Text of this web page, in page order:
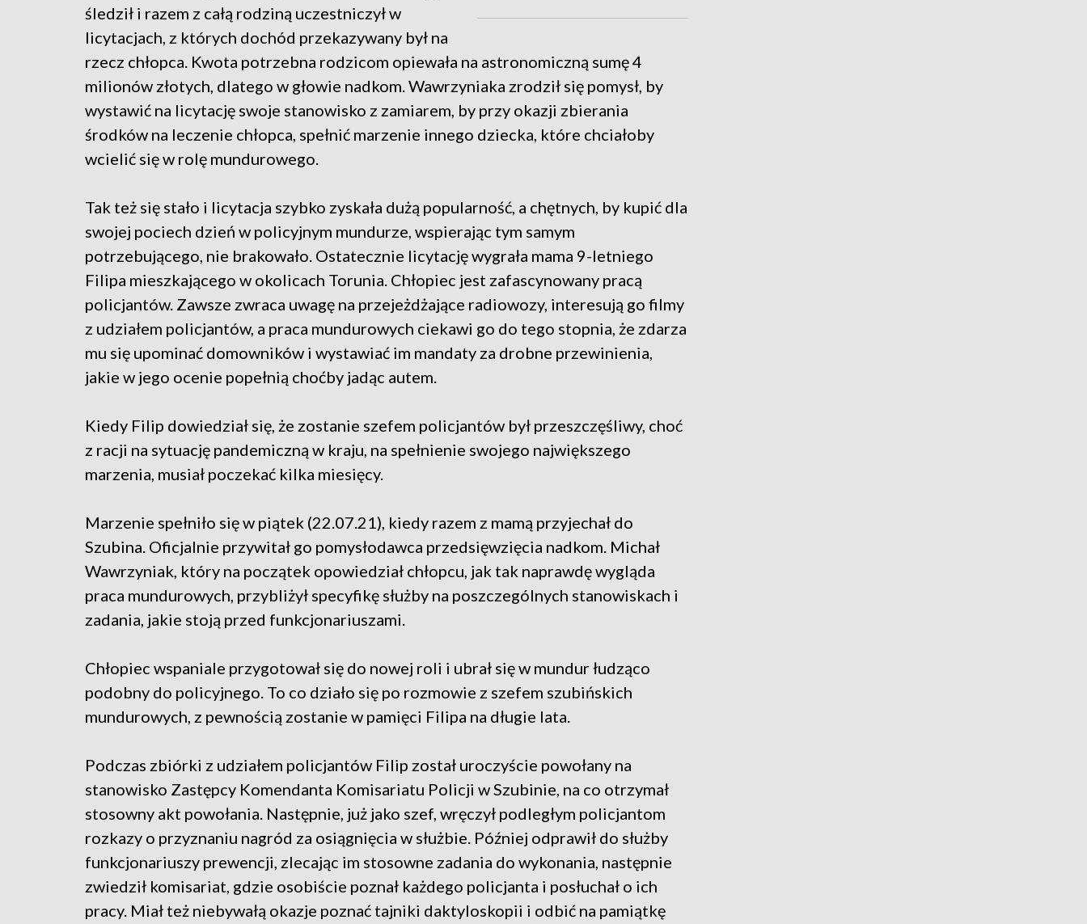
śledził i razem z całą rodziną uczestniczył w
licytacjach, z których dochód przekazywany był na
rzecz chłopca. Kwota potrzebna rodzicom opiewała na astronomiczną sumę 4
milionów złotych, dlatego w głowie nadkom. Wawrzyniaka zrodził się pomysł, by
wystawić na licytację swoje stanowisko z zamiarem, by przy okazji zbierania
środków na leczenie chłopca, spełnić marzenie innego dziecka, które chciałoby
wcielić się w rolę mundurowego.
Tak też się stało i licytacja szybko zyskała dużą popularność, a chętnych, by kupić dla
swojej pociech dzień w policyjnym mundurze, wspierając tym samym
potrzebującego, nie brakowało. Ostatecznie licytację wygrała mama 9-letniego
Filipa mieszkającego w okolicach Torunia. Chłopiec jest zafascynowany pracą
policjantów. Zawsze zwraca uwagę na przejeżdżające radiowozy, interesują go filmy
z udziałem policjantów, a praca mundurowych ciekawi go do tego stopnia, że zdarza
mu się upominać domowników i wystawiać im mandaty za drobne przewinienia,
jakie w jego ocenie popełnią choćby jadąc autem.
Kiedy Filip dowiedział się, że zostanie szefem policjantów był przeszczęśliwy, choć
z racji na sytuację pandemiczną w kraju, na spełnienie swojego największego
marzenia, musiał poczekać kilka miesięcy.
Marzenie spełniło się w piątek (22.07.21), kiedy razem z mamą przyjechał do
Szubina. Oficjalnie przywitał go pomysłodawca przedsięwzięcia nadkom. Michał
Wawrzyniak, który na początek opowiedział chłopcu, jak tak naprawdę wygląda
praca mundurowych, przybliżył specyfikę służby na poszczególnych stanowiskach i
zadania, jakie stoją przed funkcjonariuszami.
Chłopiec wspaniale przygotował się do nowej roli i ubrał się w mundur łudząco
podobny do policyjnego. To co działo się po rozmowie z szefem szubińskich
mundurowych, z pewnością zostanie w pamięci Filipa na długie lata.
Podczas zbiórki z udziałem policjantów Filip został uroczyście powołany na
stanowisko Zastępcy Komendanta Komisariatu Policji w Szubinie, na co otrzymał
stosowny akt powołania. Następnie, już jako szef, wręczył podległym policjantom
rozkazy o przyznaniu nagród za osiągnięcia w służbie. Później odprawił do służby
funkcjonariuszy prewencji, zlecając im stosowne zadania do wykonania, następnie
zwiedził komisariat, gdzie osobiście poznał każdego policjanta i posłuchał o ich
pracy. Miał też niebywałą okazje poznać tajniki daktyloskopii i odbić na pamiątkę